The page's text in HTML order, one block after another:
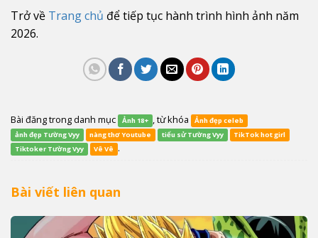
Trở về Trang chủ để tiếp tục hành trình hình ảnh năm
2026.
Bài đăng trong danh mục Ảnh 18+ , từ khóa
Ảnh đẹp celeb
ảnh đẹp Tường Vyy
nàng thơ Youtube tiểu sử Tường Vyy
TikTok hot girl
Tiktoker Tường Vyy
Vê Vê .
Bài viết liên quan